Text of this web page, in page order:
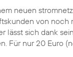
neuen
von noch
lässt sich dank
Für nur 20 Euro